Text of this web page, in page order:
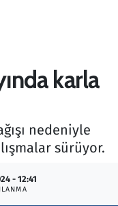
karla
nedeniyle
sürüyor.
- 12:41